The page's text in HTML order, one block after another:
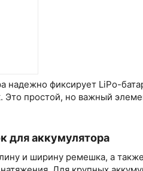
надежно фиксирует LiPo-
Это простой, но важный
для аккумулятора
и ширину ремешка, а